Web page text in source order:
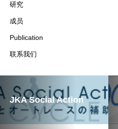
研究
成员
Publication
联系我们
JKA Social Action